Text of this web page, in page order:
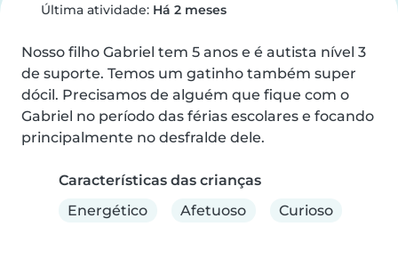
Última atividade: Há 2 meses
Nosso filho Gabriel tem 5 anos e é autista nível 3
de suporte. Temos um gatinho também super
dócil. Precisamos de alguém que fique com o
Gabriel no período das férias escolares e focando
principalmente no desfralde dele.
Características das crianças
Energético
Afetuoso Curioso